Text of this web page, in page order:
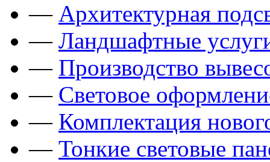
— Архитектурная
— Ландшафтные
— Производство
— Световое
— Комплектация
— Тонкие световые